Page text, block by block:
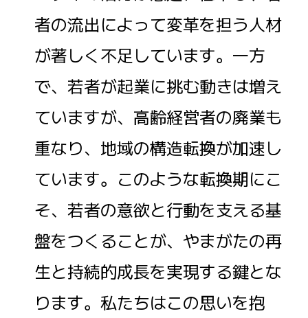
者の流出によって変革を担う人材
が著しく不足しています。一方
で、若者が起業に挑む動きは増え
ていますが、高齢経営者の廃業も
重なり、地域の構造転換が加速し
ています。このような転換期にこ
そ、若者の意欲と行動を支える基
盤をつくることが、やまがたの再
生と持続的成長を実現する鍵とな
ります。私たちはこの思いを抱